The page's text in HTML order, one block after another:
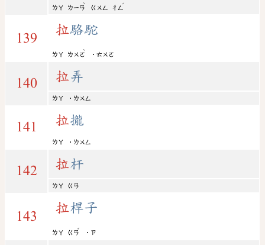
ㄌㄚ ㄌㄧㄢ
ˋ
ㄍㄨㄥ ㄔㄥ
ˊ
139
拉駱駝
ㄌㄚ ㄌㄨㄛ
ˋ
˙ㄊㄨㄛ
140 拉弄
ㄌㄚ ˙ㄌㄨㄥ
141 拉攏
ㄌㄚ ˙ㄌㄨㄥ
142 拉杆
ㄌㄚ ㄍㄢ
143
拉桿子
ㄌㄚ ㄍㄢ
ˇ
˙ㄗ